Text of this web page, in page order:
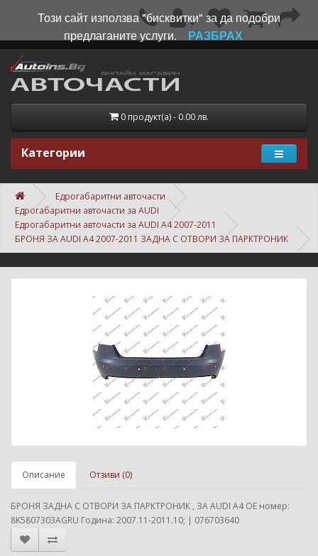
0 продукт(а) - 0.00 лв.
Категории
Едрогабаритни авточасти
Едрогабаритни авточасти за AUDI
Едрогабаритни авточасти за AUDI A4 2007-2011
БРОНЯ ЗА AUDI A4 2007-2011 ЗАДНА С ОТВОРИ ЗА ПАРКТРОНИК
Описание Отзиви (0)
БРОНЯ ЗАДНА С ОТВОРИ ЗА ПАРКТРОНИК , ЗА AUDI A4 ОЕ номер:
8K5807303AGRU Година: 2007.11-2011.10; | 076703640
Този сайт използва "бисквитки" за да подобри
предлаганите услуги.
РАЗБРАХ